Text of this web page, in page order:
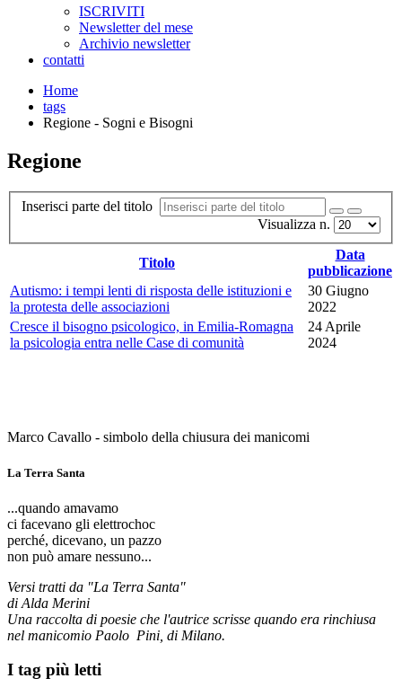
ISCRIVITI
Newsletter del mese
Archivio newsletter
contatti
Home
tags
Regione - Sogni e Bisogni
Regione
Inserisci parte del titolo
Visualizza n.
Titolo
Data
pubblicazione
Autismo: i tempi lenti di risposta delle istituzioni e
la protesta delle associazioni
30 Giugno
2022
Cresce il bisogno psicologico, in Emilia-Romagna
la psicologia entra nelle Case di comunità
24 Aprile
2024
Marco Cavallo - simbolo della chiusura dei manicomi
La Terra Santa
...quando amavamo
ci facevano gli elettrochoc
perché, dicevano, un pazzo
non può amare nessuno...
Versi tratti da "La Terra Santa"
di Alda Merini
Una raccolta di poesie che l'autrice scrisse quando era rinchiusa
nel manicomio Paolo Pini, di Milano.
I tag più letti